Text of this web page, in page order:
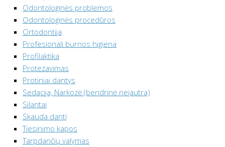
Odontologinės problemos
Odontologinės procedūros
Ortodontija
Profesionali burnos higiena
Profilaktika
Protezavimas
Protiniai dantys
Sedacija, Narkozė (bendrinė nejautra)
Silantai
Skauda dantį
Tiesinimo kapos
Tarpdančių valymas